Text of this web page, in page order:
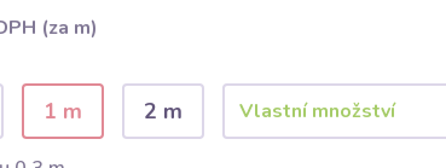
(za m)
1 m 2 m